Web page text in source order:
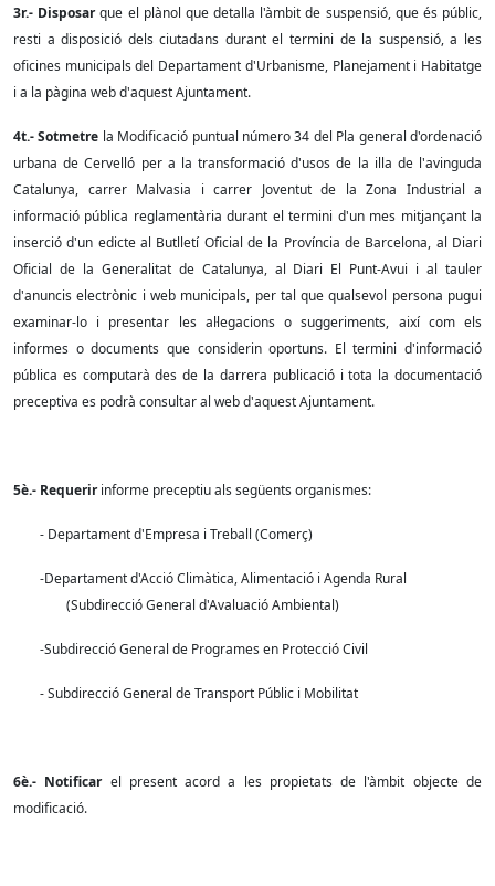
3r.- Disposarque el plànol que detalla l'àmbit de suspensió, que és públic,
resti a disposició dels ciutadans durant el termini de la suspensió,a les
oficines municipals del Departament d'Urbanisme, Planejament i Habitatge
i a la pàgina web d'aquest Ajuntament.
4t.- Sotmetre la Modificació puntual número 34 del Pla general d'ordenació
urbana de Cervelló per a la transformació d'usos de la illa de l'avinguda
Catalunya, carrer Malvasia i carrer Joventut de la Zona Industrial a
informació pública reglamentària durant el termini d'un mes mitjançant la
inserció d'un edicte al Butlletí Oficial de la Província de Barcelona, al Diari
Oficial de la Generalitat de Catalunya, al Diari El Punt-Avui i al tauler
d'anuncis electrònic i web municipals, per tal que qualsevol persona pugui
examinar-lo i presentar les al·legacions o suggeriments, així com els
informes o documents que considerin oportuns. El termini d'informació
pública es computarà des de la darrera publicació i tota la documentació
preceptiva es podrà consultar al web d'aquest Ajuntament.
5è.- Requeririnforme preceptiu als següents organismes:
- Departament d'Empresa i Treball (Comerç)
-Departament d'Acció Climàtica, Alimentació i Agenda Rural
(Subdirecció General d'Avaluació Ambiental)
-Subdirecció General de Programes en Protecció Civil
- Subdirecció General de Transport Públic i Mobilitat
6è.- Notificarel present acord a les propietats de l'àmbit objecte de
modificació.